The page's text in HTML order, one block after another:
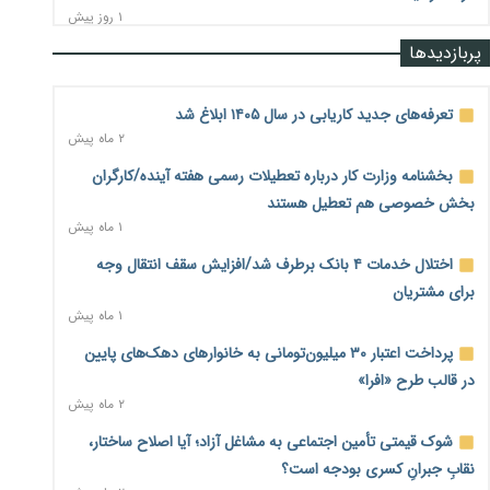
۱ روز پیش
رشد ۷۵ هزار میلیاردی بازار خرید اعتباری؛ فین‌تک‌ها وارد میدان
۱ روز پیش
آغاز اجرای پایلوت «ردا کارت» برای دانشجویان تحصیلات تکمیلی
۱ روز پیش
محدودیت تازه برای شبکه بانکی؛ افزایش سپرده قانونی با هدف
کنترل تورم
۱ روز پیش
ترمز تولید خودرو کشیده شد؛ افت ۲۵ درصدی تیراژ ایران‌خودرو،
سایپا و پارس‌خودرو
۱ روز پیش
بنگاه‌داری بانک‌ها؛ مانع بزرگ خانه‌دار شدن مستأجران
پربازدیدها
تعرفه‌های جدید کاریابی در سال ۱۴۰۵ ابلاغ شد
۲ ماه پیش
بخشنامه وزارت کار درباره تعطیلات رسمی هفته آینده/کارگران
بخش خصوصی هم تعطیل هستند
۱ ماه پیش
اختلال خدمات ۴ بانک برطرف شد/افزایش سقف انتقال وجه
برای مشتریان
۱ ماه پیش
پرداخت اعتبار ۳۰ میلیون‌تومانی به خانوارهای دهک‌های پایین
در قالب طرح «افرا»
۲ ماه پیش
شوک قیمتی تأمین اجتماعی به مشاغل آزاد؛ آیا اصلاح ساختار،
نقابِ جبرانِ کسری بودجه است؟